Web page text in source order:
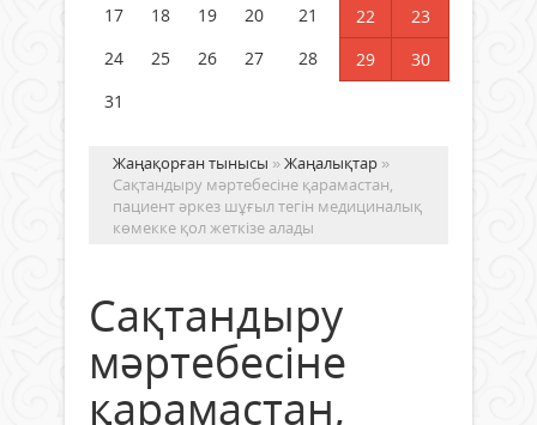
17
18 19 20 21 22
23
24
25 26 27 28 29
30
31
Жаңақорған тынысы »Жаңалықтар »
Сақтандыру мәртебесіне қарамастан,
пациент әркез шұғыл тегін медициналық
көмекке қол жеткізе алады
Сақтандыру
мәртебесіне
қарамастан,